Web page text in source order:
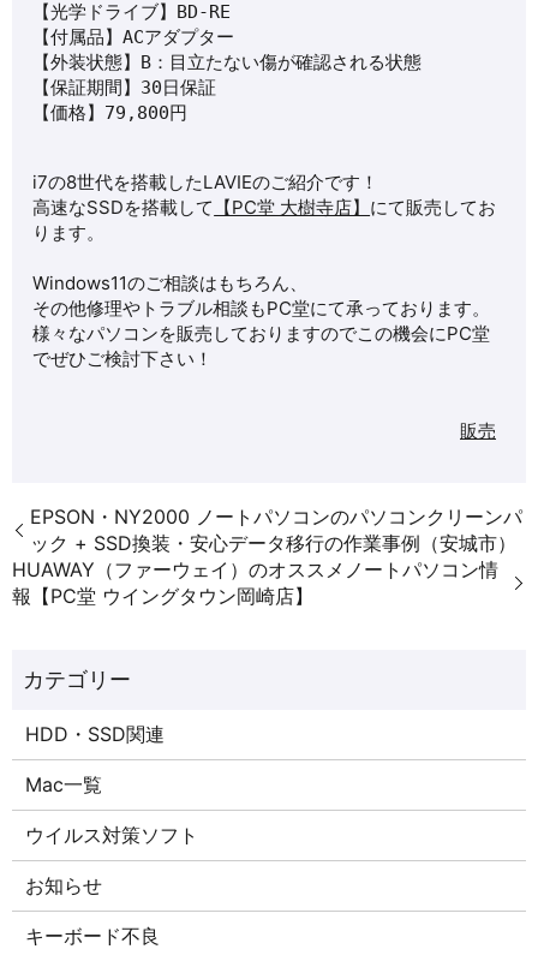
【光学ドライブ】BD-RE
【付属品】ACアダプター
【外装状態】B：目立たない傷が確認される状態
【保証期間】30日保証
【価格】79,800円
i7の8世代を搭載したLAVIEのご紹介です！
高速なSSDを搭載して 【PC堂 大樹寺店】 にて販売してお
ります。
Windows11のご相談はもちろん、
その他修理やトラブル相談もPC堂にて承っております。
様々なパソコンを販売しておりますのでこの機会にPC堂
でぜひご検討下さい！
販売
EPSON・NY2000 ノートパソコンのパソコンクリーンパ
ック + SSD換装・安心データ移行の作業事例（安城市）
HUAWAY（ファーウェイ）のオススメノートパソコン情
報【PC堂 ウイングタウン岡崎店】
HDD・SSD関連
Mac一覧
ウイルス対策ソフト
お知らせ
キーボード不良